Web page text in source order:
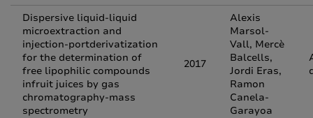
Dispersive liquid-liquid
microextraction and
injection-portderivatization
for the determination of
free lipophilic compounds
infruit juices by gas
chromatography-mass
spectrometry
2017
Alexis
Marsol-
Vall, Mercè
Balcells,
Jordi Eras,
Ramon
Canela-
Garayoa